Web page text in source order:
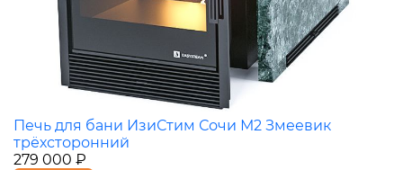
Печь для бани ИзиСтим Сочи М2 Змеевик
трёхсторонний
279 000 ₽